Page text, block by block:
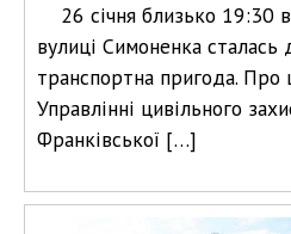
26 січня близько 19:30
вулиці Симоненка
транспортна пригода. Про
Управлінні цивільного
Франківської […]